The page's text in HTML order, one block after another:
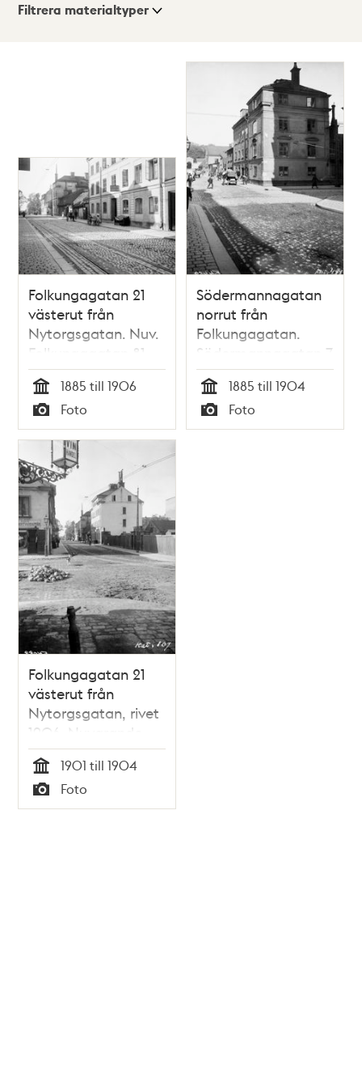
Visningsläge
Filtrera materialtyper
Folkungagatan 21
västerut från
Nytorgsgatan. Nuv.
Folkungagatan 81
Tid
1885 till 1906
Typ
Foto
Södermannagatan
norrut från
Folkungagatan.
Södermannagatan 7
vid hörnet av
Folkungagatan 21.
Nuv.
Södermannagatan
Tid
1885 till 1904
Typ
Foto
Folkungagatan 21
västerut från
Nytorgsgatan, rivet
1906. Nuvarande
Folkungagatan 81.
Tid
1901 till 1904
Typ
Foto